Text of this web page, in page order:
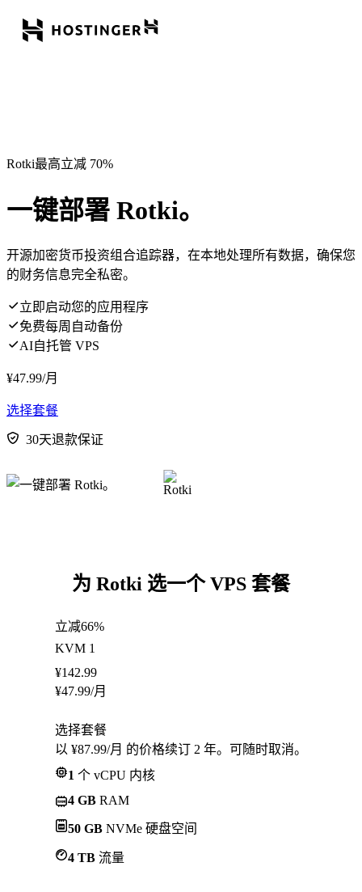
Rotki最高立减 70%
一键部署 Rotki。
开源加密货币投资组合追踪器，在本地处理所有数据，确保您
的财务信息完全私密。
立即启动您的应用程序
免费每周自动备份
AI自托管 VPS
¥47.99/月
选择套餐
30天退款保证
为 Rotki 选一个 VPS 套餐
立减66%
KVM 1
¥142.99
¥47.99/月
选择套餐
以 ¥87.99/月 的价格续订 2 年。可随时取消。
1 个 vCPU 内核
4 GB RAM
50 GB NVMe 硬盘空间
4 TB 流量